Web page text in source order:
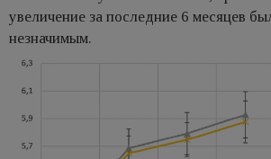
увеличение за последние 6 месяцев
незначимым.